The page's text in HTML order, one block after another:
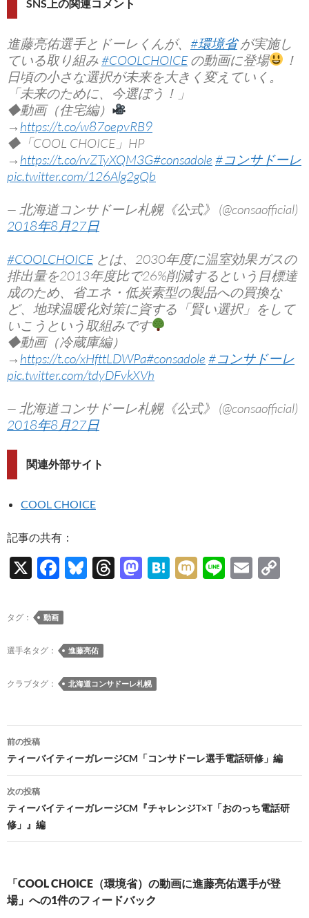
SNS上の関連コメント
進藤亮佑選手とドーレくんが、 #環境省が実施し
ている取り組み#COOLCHOICEの動画に登場
！
日頃の小さな選択が未来を大きく変えていく。
「未来のために、今選ぼう！」
◆動画（住宅編）
→ https://t.co/w87oepvRB9
◆「COOL CHOICE」HP
→ https://t.co/rvZTyXQM3G#consadole #コンサドーレ
pic.twitter.com/126Alg2gQb
— 北海道コンサドーレ札幌《公式》 (@consaofficial)
2018年8月27日
#COOLCHOICEとは、2030年度に温室効果ガスの
排出量を2013年度比で26%削減するという目標達
成のため、省エネ・低炭素型の製品への買換な
ど、地球温暖化対策に資する「賢い選択」をして
いこうという取組みです
◆動画（冷蔵庫編）
→ https://t.co/xHfttLDWPa#consadole #コンサドーレ
pic.twitter.com/tdyDFvkXVh
— 北海道コンサドーレ札幌《公式》 (@consaofficial)
2018年8月27日
関連外部サイト
COOL CHOICE
記事の共有：
X
F
e
b
o
o
k
Bl
y
T
M
n
H
M Li
E
タグ： 動画
選手名タグ： 進藤亮佑
クラブタグ： 北海道コンサドーレ札幌
投
稿
ナ
ビ
ゲ
シ
ョ
前の投稿
ティーバイティーガレージCM「コンサドーレ選手電話研修」編
次の投稿
ティーバイティーガレージCM『チャレンジT×T「おのっち電話研
修」』編
「COOL CHOICE（環境省）の動画に進藤亮佑選手が登
場」への1件のフィードバック